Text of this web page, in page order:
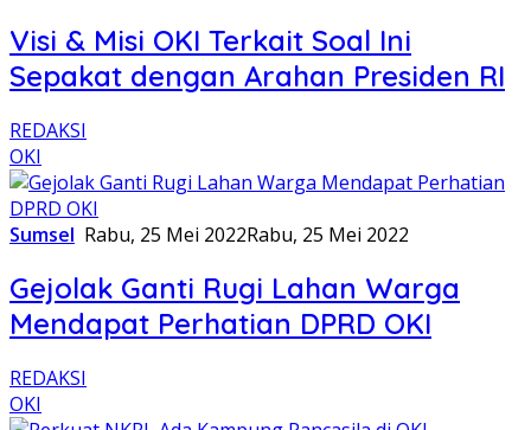
Visi & Misi OKI Terkait Soal Ini
Sepakat dengan Arahan Presiden RI
REDAKSI
OKI
Sumsel Rabu, 25 Mei 2022Rabu, 25 Mei 2022
Gejolak Ganti Rugi Lahan Warga
Mendapat Perhatian DPRD OKI
REDAKSI
OKI